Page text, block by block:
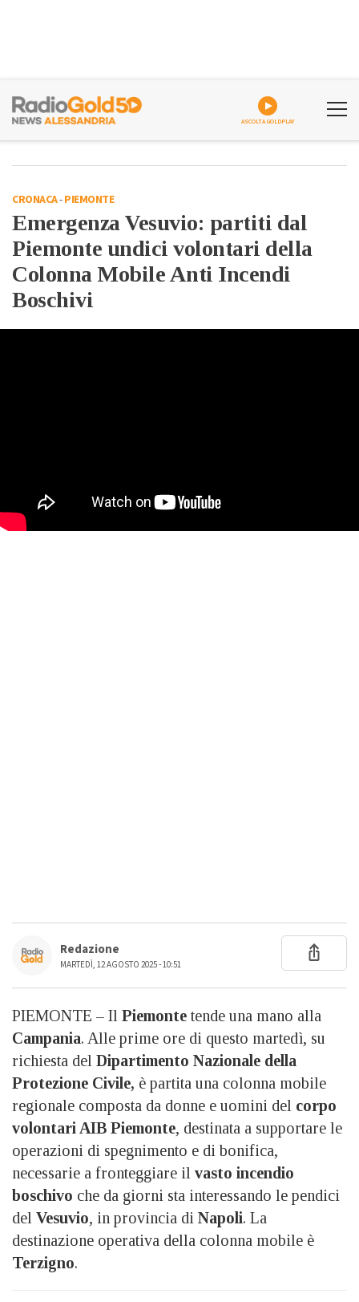
ASCOLTA GOLDPLAY
CRONACA-PIEMONTE
Emergenza Vesuvio: partiti dal
Piemonte undici volontari della
Colonna Mobile Anti Incendi
Boschivi
Redazione
MARTEDÌ, 12 AGOSTO 2025 - 10:51
PIEMONTE – Il Piemonte tende una mano alla
Campania. Alle prime ore di questo martedì, su
richiesta del Dipartimento Nazionale della
Protezione Civile, è partita una colonna mobile
regionale composta da donne e uomini del corpo
volontari AIB Piemonte, destinata a supportare le
operazioni di spegnimento e di bonifica,
necessarie a fronteggiare il vasto incendio
boschivo che da giorni sta interessando le pendici
del Vesuvio, in provincia di Napoli. La
destinazione operativa della colonna mobile è
Terzigno.